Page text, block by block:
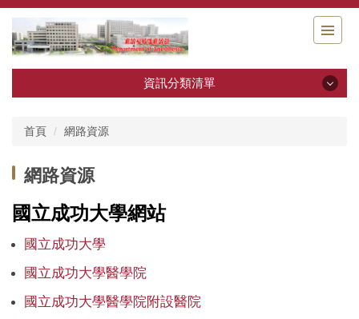
跳
到
主
容
資訊分類清單
科部簡介
組織成員
教學訓練計畫
教學設備與期刊
服務內容
首頁 網路資源
網路資源
國立成功大學網站
國立成功大學
國立成功大學醫學院
國立成功大學醫學院附設醫院